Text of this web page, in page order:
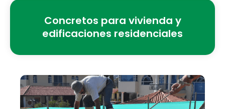
Concretos para vivienda y
edificaciones residenciales